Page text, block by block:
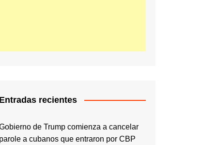
Entradas recientes
de Trump comienza a cancelar
parole a cubanos que entraron por CBP